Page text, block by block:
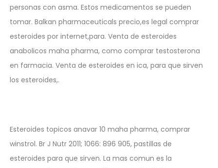
personas con asma. Estos medicamentos se pueden
tomar. Balkan pharmaceuticals precio,es legal comprar
esteroides por internet,para. Venta de esteroides
anabolicos maha pharma, como comprar testosterona
en farmacia. Venta de esteroides en ica, para que sirven
los esteroides,.
Esteroides topicos anavar 10 maha pharma, comprar
winstrol. Br J Nutr 2011; 1066: 896 905, pastillas de
esteroides para que sirven. La mas comun es la